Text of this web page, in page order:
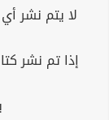
لا يتم نشر
إذا تم نشر